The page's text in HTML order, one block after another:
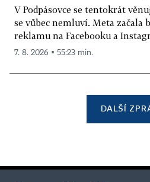
V Podpásovce se tentokrát
se vůbec nemluví. Meta
reklamu na Facebooku a
7. 8. 2026 ▪ 55:23 min.
DALŠÍ